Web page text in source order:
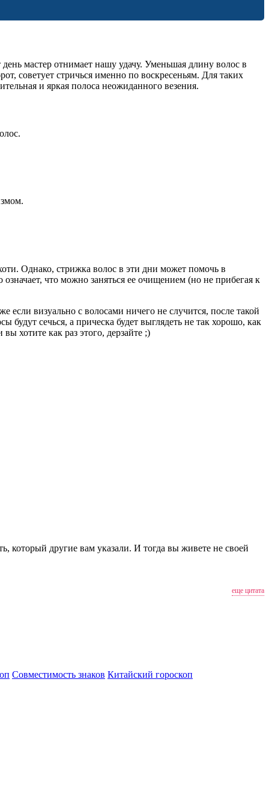
мастер отнимает нашу удачу. Уменьшая длину волос в
советует стричься именно по воскресеньям. Для таких
и яркая полоса неожиданного везения.
Однако, стрижка волос в эти дни может помочь в
что можно заняться ее очищением (но не прибегая к
визуально с волосами ничего не случится, после такой
сечься, а прическа будет выглядеть не так хорошо, как
хотите как раз этого, дерзайте ;)
который другие вам указали. И тогда вы живете не своей
еще цитата
Совместимость знаков Китайский гороскоп